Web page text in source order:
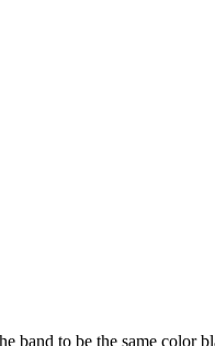
to be the same color